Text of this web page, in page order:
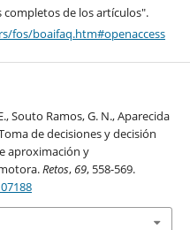
de los artículos".
fos/boaifaq.htm#openaccess
Souto Ramos, G. N., Aparecida
de decisiones y decisión
aproximación y
Retos,69, 558-569.